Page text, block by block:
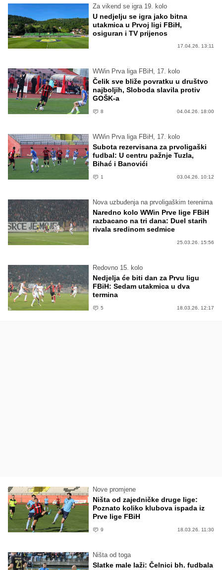
Za vikend se igra 19. kolo
U nedjelju se igra jako bitna
utakmica u Prvoj ligi FBiH,
osiguran i TV prijenos
17.04.26. 13:11
WWin Prva liga FBiH, 17. kolo
Čelik sve bliže povratku u društvo
najboljih, Sloboda slavila protiv
GOŠK-a
8 04.04.26. 18:00
WWin Prva liga FBiH, 17. kolo
Subota rezervisana za prvoligaški
fudbal: U centru pažnje Tuzla,
Bihać i Banovići
1 03.04.26. 10:12
Nova uzbuđenja na prvoligaškim terenima
Naredno kolo WWin Prve lige FBiH
razbacano na tri dana: Duel starih
rivala sredinom sedmice
25.03.26. 15:56
Redovno 15. kolo
Nedjelja će biti dan za Prvu ligu
FBiH: Sedam utakmica u dva
termina
5 18.03.26. 12:17
Nove promjene
Ništa od zajedničke druge lige:
Poznato koliko klubova ispada iz
Prve lige FBiH
9 18.03.26. 11:30
Ništa od toga
Slatke male laži: Čelnici bh. fudbala